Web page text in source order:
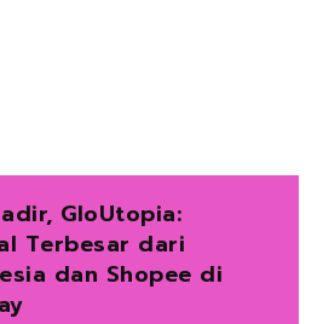
GloUtopia:
Terbesar dari
dan Shopee di